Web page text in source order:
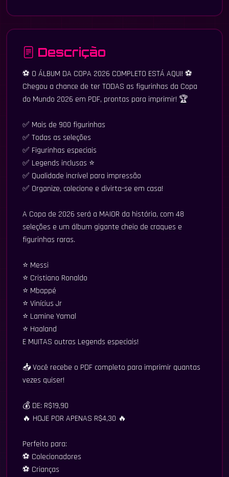
Descrição
⚽ O ÁLBUM DA COPA 2026 COMPLETO ESTÁ AQUI! ⚽
Chegou a chance de ter TODAS as figurinhas da Copa
do Mundo 2026 em PDF, prontas para imprimir! 🏆
✅ Mais de 900 figurinhas
✅ Todas as seleções
✅ Figurinhas especiais
✅ Legends inclusas ⭐
✅ Qualidade incrível para impressão
✅ Organize, colecione e divirta-se em casa!
A Copa de 2026 será a MAIOR da história, com 48
seleções e um álbum gigante cheio de craques e
figurinhas raras.
⭐ Messi
⭐ Cristiano Ronaldo
⭐ Mbappé
⭐ Vinícius Jr
⭐ Lamine Yamal
⭐ Haaland
E MUITAS outras Legends especiais!
📥 Você recebe o PDF completo para imprimir quantas
vezes quiser!
💰 DE: R$19,90
🔥 HOJE POR APENAS R$4,30 🔥
Perfeito para:
⚽ Colecionadores
⚽ Crianças